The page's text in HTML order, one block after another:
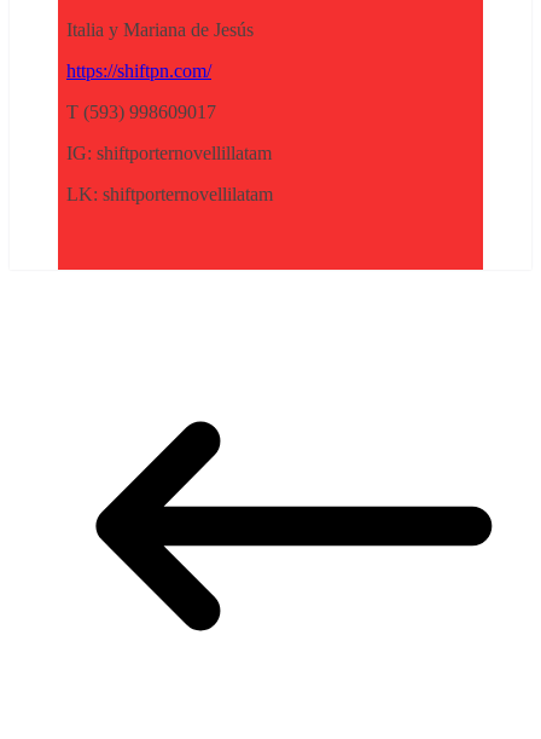
Italia y Mariana de Jesús
https://shiftpn.com/
T (593) 998609017
IG: shiftporternovellillatam
LK: shiftporternovellilatam